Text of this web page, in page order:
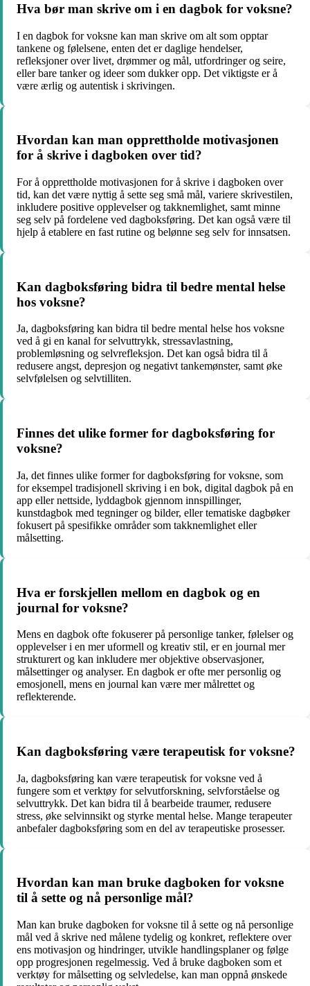
Hva bør man skrive om i en dagbok for voksne?
I en dagbok for voksne kan man skrive om alt som opptar
tankene og følelsene, enten det er daglige hendelser,
refleksjoner over livet, drømmer og mål, utfordringer og seire,
eller bare tanker og ideer som dukker opp. Det viktigste er å
være ærlig og autentisk i skrivingen.
Hvordan kan man opprettholde motivasjonen
for å skrive i dagboken over tid?
For å opprettholde motivasjonen for å skrive i dagboken over
tid, kan det være nyttig å sette seg små mål, variere skrivestilen,
inkludere positive opplevelser og takknemlighet, samt minne
seg selv på fordelene ved dagboksføring. Det kan også være til
hjelp å etablere en fast rutine og belønne seg selv for innsatsen.
Kan dagboksføring bidra til bedre mental helse
hos voksne?
Ja, dagboksføring kan bidra til bedre mental helse hos voksne
ved å gi en kanal for selvuttrykk, stressavlastning,
problemløsning og selvrefleksjon. Det kan også bidra til å
redusere angst, depresjon og negativt tankemønster, samt øke
selvfølelsen og selvtilliten.
Finnes det ulike former for dagboksføring for
voksne?
Ja, det finnes ulike former for dagboksføring for voksne, som
for eksempel tradisjonell skriving i en bok, digital dagbok på en
app eller nettside, lyddagbok gjennom innspillinger,
kunstdagbok med tegninger og bilder, eller tematiske dagbøker
fokusert på spesifikke områder som takknemlighet eller
målsetting.
Hva er forskjellen mellom en dagbok og en
journal for voksne?
Mens en dagbok ofte fokuserer på personlige tanker, følelser og
opplevelser i en mer uformell og kreativ stil, er en journal mer
strukturert og kan inkludere mer objektive observasjoner,
målsettinger og analyser. En dagbok er ofte mer personlig og
emosjonell, mens en journal kan være mer målrettet og
reflekterende.
Kan dagboksføring være terapeutisk for voksne?
Ja, dagboksføring kan være terapeutisk for voksne ved å
fungere som et verktøy for selvutforskning, selvforståelse og
selvuttrykk. Det kan bidra til å bearbeide traumer, redusere
stress, øke selvinnsikt og styrke mental helse. Mange terapeuter
anbefaler dagboksføring som en del av terapeutiske prosesser.
Hvordan kan man bruke dagboken for voksne
til å sette og nå personlige mål?
Man kan bruke dagboken for voksne til å sette og nå personlige
mål ved å skrive ned målene tydelig og konkret, reflektere over
ens motivasjon og hindringer, utvikle handlingsplaner og følge
opp progresjonen regelmessig. Ved å bruke dagboken som et
verktøy for målsetting og selvledelse, kan man oppnå ønskede